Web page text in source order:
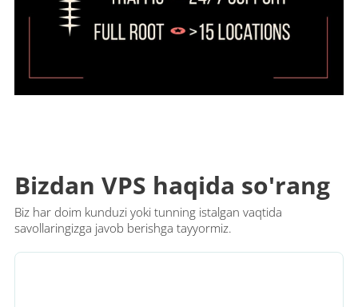
Bizdan VPS haqida so'rang
Biz har doim kunduzi yoki tunning istalgan vaqtida
savollaringizga javob berishga tayyormiz.